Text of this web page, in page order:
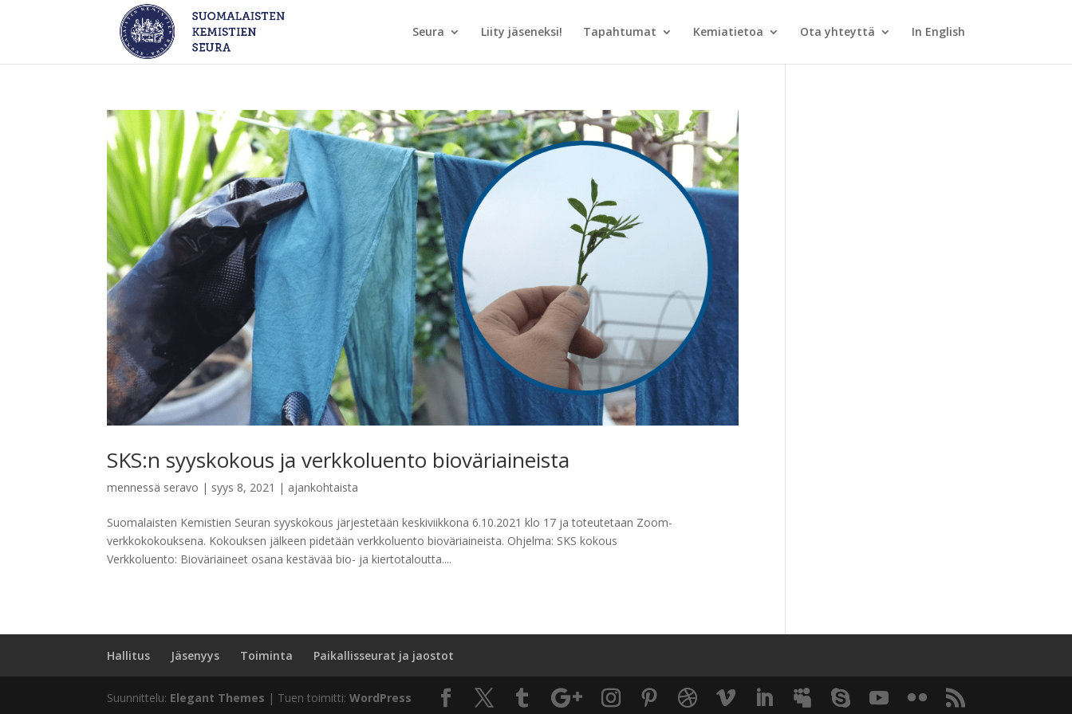
Seura Liity jäseneksi! Tapahtumat Kemiatietoa Ota yhteyttä In English
SKS:n syyskokous ja verkkoluento bioväriaineista
mennessä seravo | syys 8, 2021 | ajankohtaista
Suomalaisten Kemistien Seuran syyskokous järjestetään keskiviikkona 6.10.2021 klo 17 ja toteutetaan Zoom-
verkkokokouksena. Kokouksen jälkeen pidetään verkkoluento bioväriaineista. Ohjelma: SKS kokous
Verkkoluento: Bioväriaineet osana kestävää bio- ja kiertotaloutta....
Hallitus Jäsenyys Toiminta Paikallisseurat ja jaostot
Suunnittelu: Elegant Themes | Tuen toimitti:WordPress